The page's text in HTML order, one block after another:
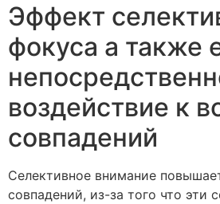
Эффект
фокуса а также
воздействие к
совпадений
Селективное внимание
совпадений, из-за того что эти